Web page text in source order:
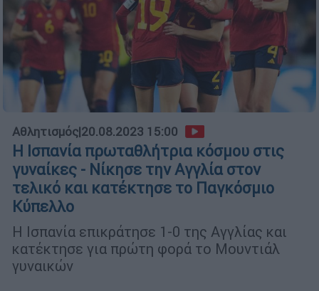
Αθλητισμός|20.08.2023 15:00
Η Ισπανία πρωταθλήτρια κόσμου στις
γυναίκες - Νίκησε την Αγγλία στον
τελικό και κατέκτησε το Παγκόσμιο
Κύπελλο
H Ισπανία επικράτησε 1-0 της Αγγλίας και
κατέκτησε για πρώτη φορά το Μουντιάλ
γυναικών